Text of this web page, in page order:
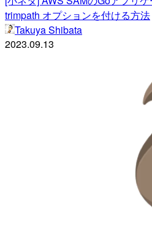
trimpath オプションを付ける方法
Takuya Shibata
2023.09.13